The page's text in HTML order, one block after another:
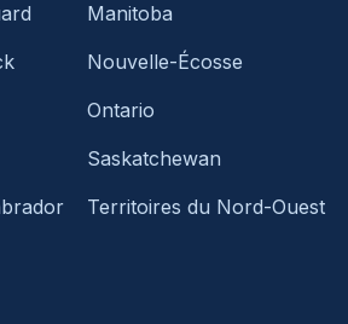
Manitoba
Nouvelle-Écosse
Ontario
Saskatchewan
Territoires du Nord-Ouest